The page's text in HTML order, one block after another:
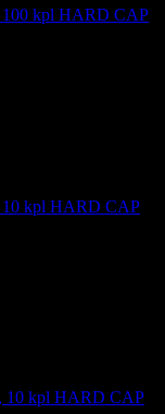
100 kpl HARD CAP
10 kpl HARD CAP
10 kpl HARD CAP